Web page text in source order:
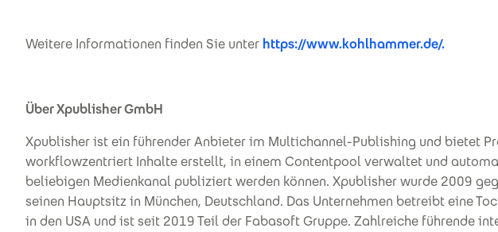
Weitere Informationen finden Sie unter https://www.kohlhammer.de/.
Über Xpublisher GmbH
Xpublisher ist ein führender Anbieter im Multichannel-Publishing und bietet
workflowzentriert Inhalte erstellt, in einem Contentpool verwaltet und
beliebigen Medienkanal publiziert werden können. Xpublisher wurde 2009
seinen Hauptsitz in München, Deutschland. Das Unternehmen betreibt eine
in den USA und ist seit 2019 Teil der Fabasoft Gruppe. Zahlreiche fü­hrende